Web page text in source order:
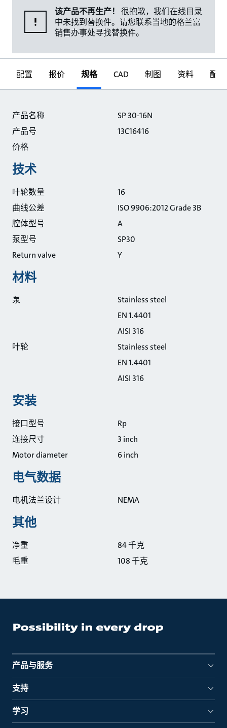
该产品不再生产！
很抱歉，我们在线目录
中未找到替换件。请您联系当地的格兰富
销售办事处寻找替换件。
配置 报价 规格 CAD 制图 资料 配件
产品名称
SP 30-16N
产品号
13C16416
价格
技术
叶轮数量
16
曲线公差
ISO 9906:2012 Grade 3B
腔体型号
A
泵型号
SP30
Return valve
Y
材料
泵
Stainless steel
EN 1.4401
AISI 316
叶轮
Stainless steel
EN 1.4401
AISI 316
安装
接口型号
Rp
连接尺寸
3 inch
Motor diameter
6 inch
电气数据
电机法兰设计 NEMA
其他
净重
84 千克
毛重
108 千克
产品与服务
支持
学习